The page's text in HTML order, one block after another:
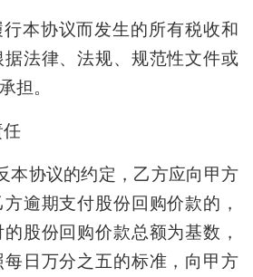
本协议而发生的所有税收和
法律、法规、规范性文件或
担。
本协议的约定，乙方应向甲方
逾期支付股份回购价款的，
股份回购价款总额为基数，
日万分之五的标准，向甲方